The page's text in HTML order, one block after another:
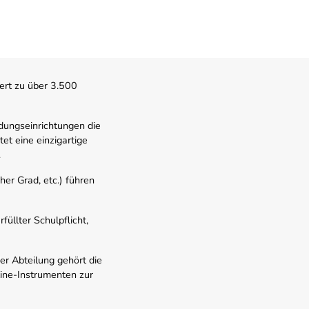
zu über 3.500
die
eine einzigartige
Grad, etc.) führen
Schulpflicht,
Abteilung gehört die
Instrumenten zur